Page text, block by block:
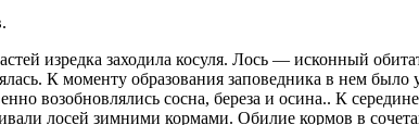
изредка заходила косуля. Лось — исконный
К моменту образования заповедника в нем
возобновлялись сосна, береза и осина.. К
лосей зимними кормами. Обилие кормов в